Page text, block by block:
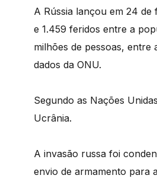
A Rússia lançou em 24
e 1.459 feridos entre a
milhões de pessoas, entre
dados da ONU.
Segundo as Nações
Ucrânia.
A invasão russa foi
envio de armamento para